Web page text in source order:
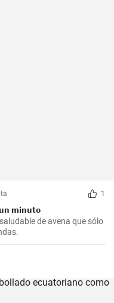
1
minuto
de avena que sólo